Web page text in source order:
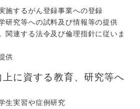
施するがん登録事業への登録
研究等への試料及び情報等の提供
関連する法令及び倫理指針に従いま
供
上に資する教育、研究等へ
生実習や症例研究